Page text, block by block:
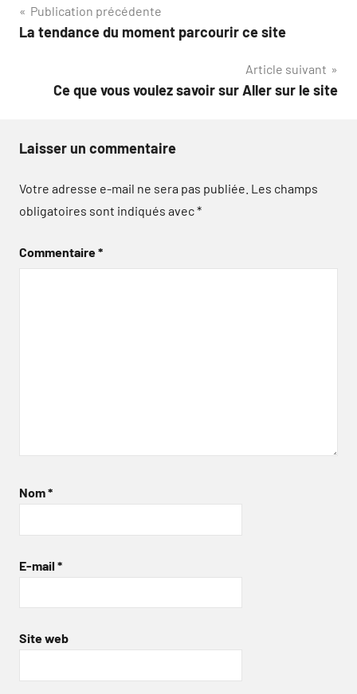
Navigation
de
Publication précédente
La tendance du moment parcourir ce site
Article suivant
Ce que vous voulez savoir sur Aller sur le site
Laisser un commentaire
Votre adresse e-mail ne sera pas publiée. Les champs
obligatoires sont indiqués avec*
Commentaire*
Nom*
E-mail *
Site web